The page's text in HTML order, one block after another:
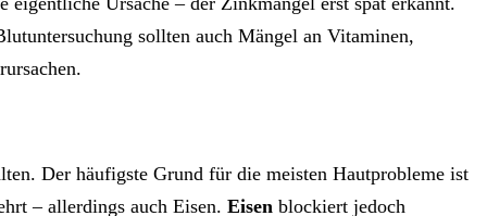
sollten auch Mängel an Vitaminen,
Der häufigste Grund für die meisten Hautprobleme ist
– allerdings auch Eisen. Eisen blockiert jedoch